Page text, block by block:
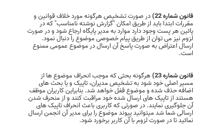
قانون شماره 22) در صورت تشخیص هرگونه مورد خلاف قوانین و
مقررات ابتدا باید از طریق امکان "گزارش نوشته نامناسب" که در
پائین هر پست وجود دارد موارد به مدیر پایگاه ارجاع شود و در صورت
لزوم نیز می توان از طریق پیام خصوصی موضوع را دنبال نمود.
ارسال اعتراض به صورت پاسخ آن ارسال در موضوع عمومی ممنوع
است.
قانون شماره 23) هرگونه بحثی‌ که موجب انحراف موضوع ها از
مسیر اصلی‌ خود شود به تشخیص مدیران، تاپیک و یا بحث های
اضافه حذف شده و موضوع قفل خواهد شد. بنابراین کاربران موظف
هستند از تاپیک های ارسال شده خود مراقبت کنند و از منحرف شدن
آن جلوگیری نمایند. در صورتی‌ که کاربری باعث انحراف تاپیک های
ارسالی‌ شما شد میتوانید پیوند موضوع را برای مدیر آن انجمن ارسال
نمائید تا در صورت لزوم با آن کاربر برخورد شود.